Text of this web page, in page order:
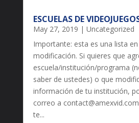
ESCUELAS DE
May 27, 2019 | Uncategorized
Importante: esta es una lista
modificación. Si quieres que
escuela/institución/programa
saber de ustedes) o que
información de tu institución,
correo a contact@amexvid.com
te...